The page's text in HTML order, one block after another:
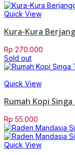
Quick View
Kura-Kura
Rp 270.000
Sold out
Quick View
Rumah Kopi
Rp 55.000
Quick View